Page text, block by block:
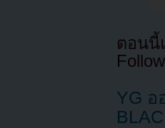
ตอนนี้
YG อ